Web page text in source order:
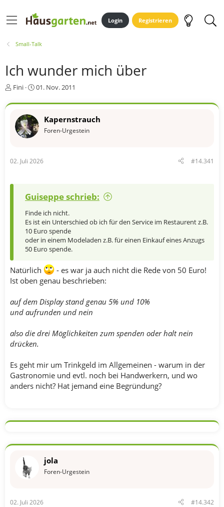
Login Registrieren
Small-Talk
Ich wunder mich über
E
s
e
r
Fini
E
s
e
l
a
01. Nov. 2011
Kapernstrauch
Foren-Urgestein
02. Juli 2026 #14.341
Guiseppe schrieb:
Finde ich nicht.
Es ist ein Unterschied ob ich für den Service im Restaurent z.B.
10 Euro spende
oder in einem Modeladen z.B. für einen Einkauf eines Anzugs
50 Euro spende.
Natürlich
- es war ja auch nicht die Rede von 50 Euro!
Ist oben genau beschrieben:
auf dem Display stand genau 5% und 10%
und aufrunden und nein
also die drei Möglichkeiten zum spenden oder halt nein
drücken.
Es geht mir um Trinkgeld im Allgemeinen - warum in der
Gastronomie und evtl. noch bei Handwerkern, und wo
anders nicht? Hat jemand eine Begründung?
jola
Foren-Urgestein
02. Juli 2026 #14.342